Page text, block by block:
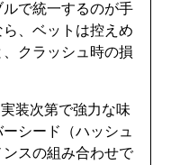
で統一するのが手
、ベットは控えめ
クラッシュ時の損
装次第で強力な味
シード（ハッシュ
スの組み合わせで